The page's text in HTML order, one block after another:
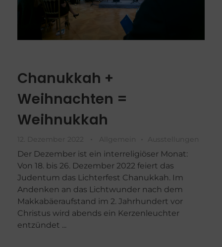
Chanukkah +
Weihnachten =
Weihnukkah
12. Dezember 2022 Allgemein Ausstellungen
Der Dezember ist ein interreligiöser Monat:
Von 18. bis 26. Dezember 2022 feiert das
Judentum das Lichterfest Chanukkah. Im
Andenken an das Lichtwunder nach dem
Makkabäeraufstand im 2. Jahrhundert vor
Christus wird abends ein Kerzenleuchter
entzündet ...